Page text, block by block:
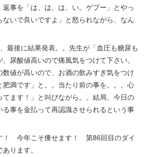
返事を「は、は、は、い。ゲプー」とやっ
ないで良いですよ」と怒られながら、なん
最後に結果発表。。先生が「血圧も糖尿も
尿酸値高いので痛風気をつけて下さい。
数値が高いので、お酒の飲みすぎ気をつけ
肥満です」と。。当たり前の事を。。。心
てます！」と叫びながら。。結局、今日の
る事を金払って再認識させられるという事
！ 今年こそ痩せます！ 第86回目のダイ
ります。